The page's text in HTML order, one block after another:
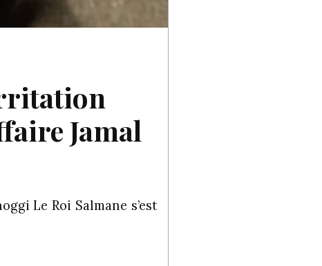
Jamal
Le Roi Salmane s’est